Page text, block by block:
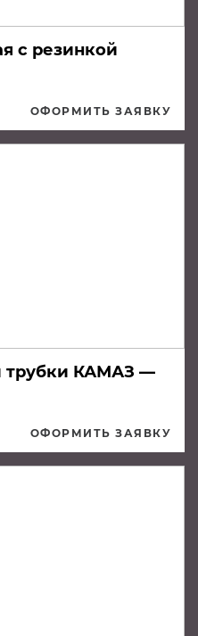
с резинкой
ОФОРМИТЬ ЗАЯВКУ
трубки КАМАЗ —
ОФОРМИТЬ ЗАЯВКУ